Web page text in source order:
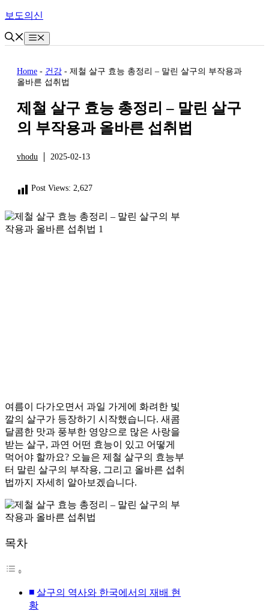
Skip
content
보도의신
Menu
Home - 건강 - 제철 살구 효능 총정리 – 말린 살구의 부작용과
올바른 섭취법
제철 살구 효능 총정리 – 말린 살구
의 부작용과 올바른 섭취법
vhodu 2025-02-13
Post Views: 2,627
여름이 다가오면서 과일 가게에 화려한 빛
깔의 살구가 등장하기 시작했습니다. 새콤
달콤한 맛과 풍부한 영양으로 많은 사랑을
받는 살구, 과연 어떤 효능이 있고 어떻게
먹어야 할까요? 오늘은 제철 살구의 효능부
터 말린 살구의 부작용, 그리고 올바른 섭취
법까지 자세히 알아보겠습니다.
목차
살구의 역사와 한국에서의 재배 현
황